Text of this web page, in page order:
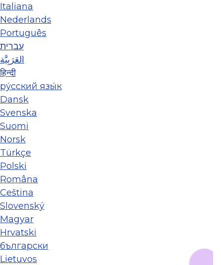
Italiana
Nederlands
Português
עברית
العَرَبِيَّة
हिन्दी
ру́сский язы́к
Dansk
Svenska
Suomi
Norsk
Türkçe
Polski
Româna
Ceština
Slovenský
Magyar
Hrvatski
български
Lietuvos